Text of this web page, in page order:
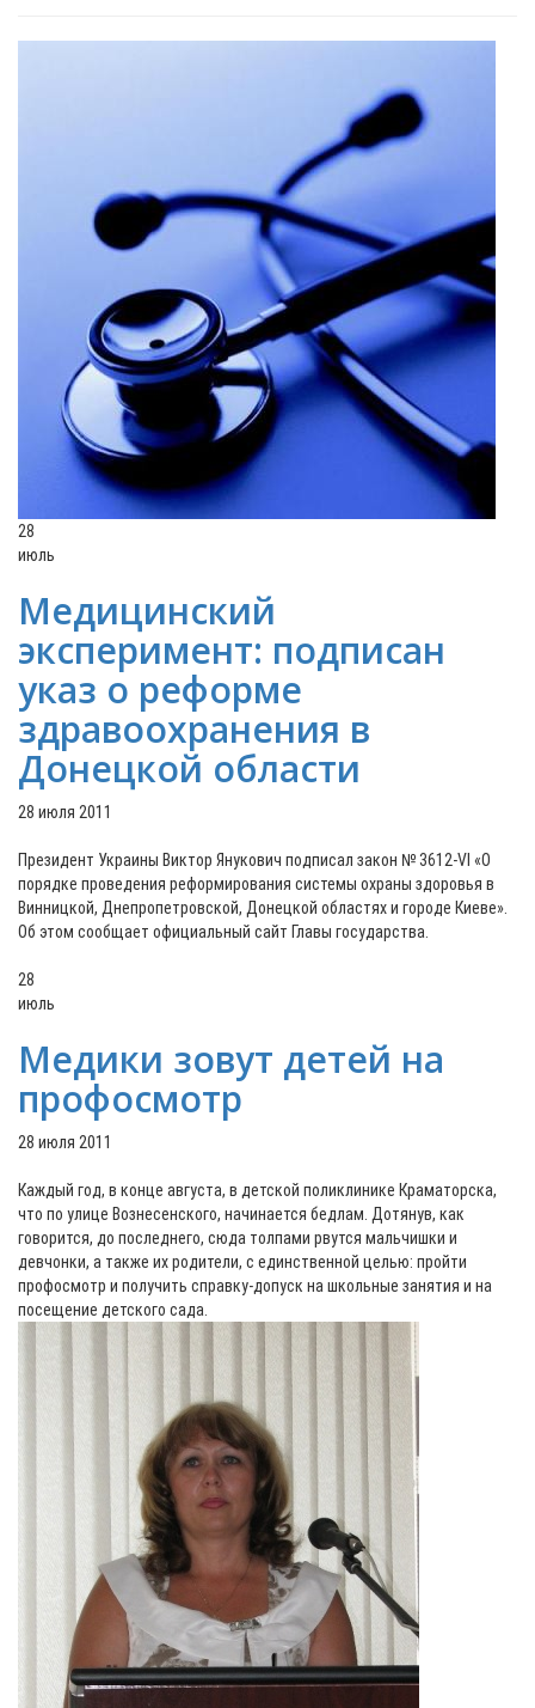
28
июль
Медицинский
эксперимент: подписан
указ о реформе
здравоохранения в
Донецкой области
28 июля 2011
Президент Украины Виктор Янукович подписал закон № 3612-VI «О
порядке проведения реформирования системы охраны здоровья в
Винницкой, Днепропетровской, Донецкой областях и городе Киеве».
Об этом сообщает официальный сайт Главы государства.
28
июль
Медики зовут детей на
профосмотр
28 июля 2011
Каждый год, в конце августа, в детской поликлинике Краматорска,
что по улице Вознесенского, начинается бедлам. Дотянув, как
говорится, до последнего, сюда толпами рвутся мальчишки и
девчонки, а также их родители, с единственной целью: пройти
профосмотр и получить справку-допуск на школьные занятия и на
посещение детского сада.